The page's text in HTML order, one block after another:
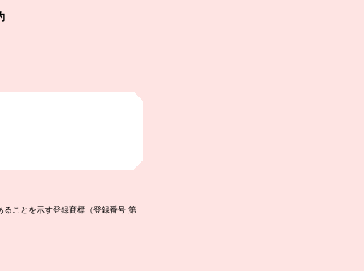
ことを示す登録商標（登録番号 第